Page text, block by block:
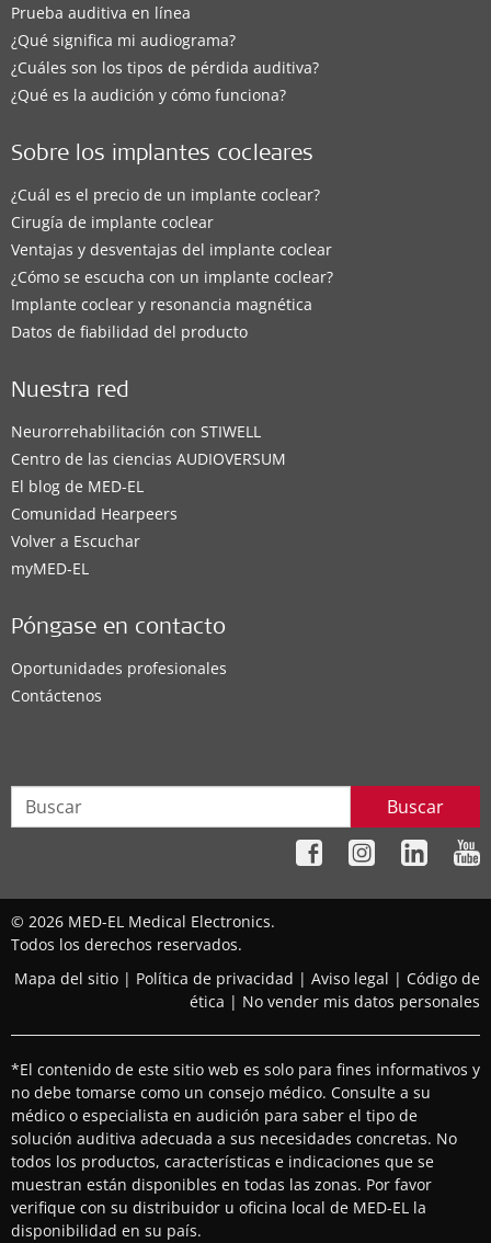
Prueba auditiva en línea
¿Qué significa mi audiograma?
¿Cuáles son los tipos de pérdida auditiva?
¿Qué es la audición y cómo funciona?
Sobre los implantes cocleares
¿Cuál es el precio de un implante coclear?
Cirugía de implante coclear
Ventajas y desventajas del implante coclear
¿Cómo se escucha con un implante coclear?
Implante coclear y resonancia magnética
Datos de fiabilidad del producto
Nuestra red
Neurorrehabilitación con STIWELL
Centro de las ciencias AUDIOVERSUM
El blog de MED-EL
Comunidad Hearpeers
Volver a Escuchar
myMED‑EL
Póngase en contacto
Oportunidades profesionales
Contáctenos
Buscar
© 2026 MED-EL Medical Electronics.
Todos los derechos reservados.
Mapa del sitio | Política de privacidad | Aviso legal | Código de
ética | No vender mis datos personales
*El contenido de este sitio web es solo para fines informativos y
no debe tomarse como un consejo médico. Consulte a su
médico o especialista en audición para saber el tipo de
solución auditiva adecuada a sus necesidades concretas. No
todos los productos, características e indicaciones que se
muestran están disponibles en todas las zonas. Por favor
verifique con su distribuidor u oficina local de MED-EL la
disponibilidad en su país.